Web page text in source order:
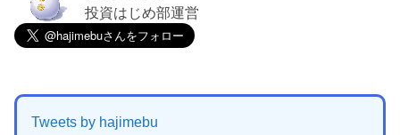
投資はじめ部運営
Tweets by hajimebu